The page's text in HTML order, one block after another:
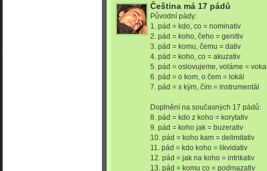
Čeština má 17 pádů
Původní pády:
1. pád = kdo, co = nominativ
2. pád = koho, čeho = genitiv
3. pád = komu, čemu = dativ
4. pád = koho, co = akuzativ
5. pád = oslovujeme, voláme =
6. pád = o kom, o čem = lokál
7. pád = s kým, čím = instrumentál
Doplnění na současných 17 pádů:
8. pád = kdo z koho = korytativ
9. pád = koho jak = buzerativ
10. pád = koho kam = delimitativ
11. pád = kdo koho = likvidativ
12. pád = jak na koho = intrikativ
13. pád = komu co = podmazativ